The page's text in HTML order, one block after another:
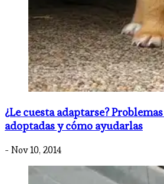
¿Le cuesta adaptarse?
adoptadas y cómo ayudarlas
- Nov 10, 2014